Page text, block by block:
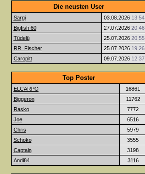
Die neusten User
Sargi 03.08.2026 13:54
Bigfish 60
27.07.2026 20:46
Tüdelü
25.07.2026 20:55
RR_Fischer
25.07.2026 19:26
Caropitt
09.07.2026 12:37
Top Poster
ELCARPO
16861
Biggeron
11762
Rasko
7772
Joe
6516
Chris
5979
Schoko
3555
Captain
3198
Andi84
3116